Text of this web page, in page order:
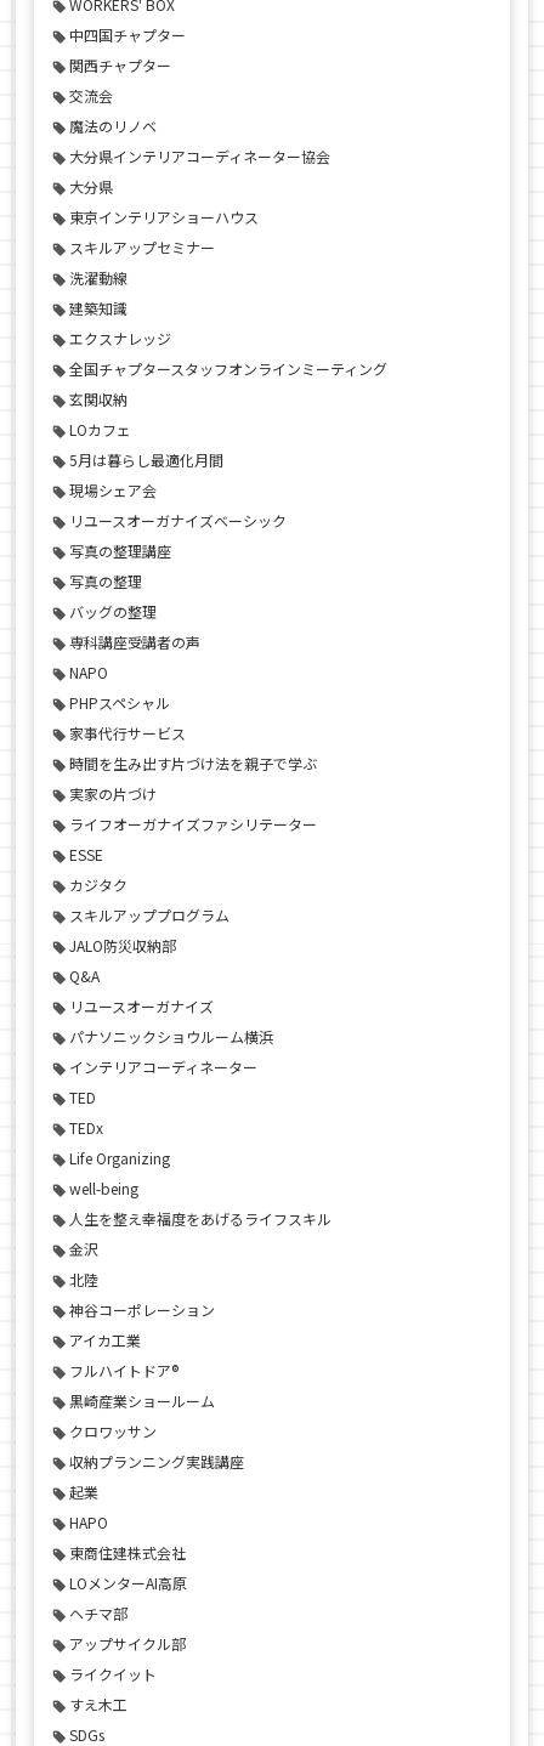
中四国チャプター
関西チャプター
交流会
魔法のリノベ
大分県インテリアコーディネーター協会
大分県
東京インテリアショーハウス
スキルアップセミナー
洗濯動線
建築知識
エクスナレッジ
全国チャプタースタッフオンラインミーティング
玄関収納
LOカフェ
5月は暮らし最適化月間
現場シェア会
リユースオーガナイズベーシック
写真の整理講座
写真の整理
バッグの整理
専科講座受講者の声
NAPO
PHPスペシャル
家事代行サービス
時間を生み出す片づけ法を親子で学ぶ
実家の片づけ
ライフオーガナイズファシリテーター
ESSE
カジタク
スキルアッププログラム
JALO防災収納部
Q&A
リユースオーガナイズ
パナソニックショウルーム横浜
インテリアコーディネーター
TED
TEDx
Life Organizing
well-being
人生を整え幸福度をあげるライフスキル
金沢
北陸
神谷コーポレーション
アイカ工業
フルハイトドア®
黒崎産業ショールーム
クロワッサン
収納プランニング実践講座
起業
HAPO
東商住建株式会社
LOメンターAI高原
ヘチマ部
アップサイクル部
ライクイット
すえ木工
SDGs